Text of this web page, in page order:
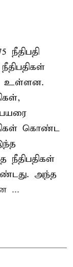
உள்ளன.
கொண்ட
நீதிபதிகள்
அந்த
...